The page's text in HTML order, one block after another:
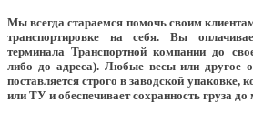
Мы всегда стараемся помочь своим
транспортировке на себя. Вы
терминала Транспортной компании до
либо до адреса). Любые весы или другое
поставляется строго в заводской упаковке,
или ТУ и обеспечивает сохранность груза